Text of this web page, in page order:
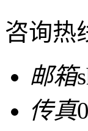
咨询热
邮箱
传真